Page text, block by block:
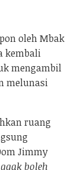
oleh Mbak
kembali
mengambil
melunasi
ruang
Jimmy
boleh